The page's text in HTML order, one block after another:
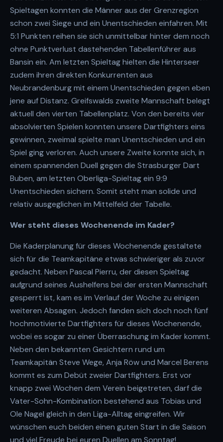
Spieltagen konnten die Männer aus der Grenzregion
schon zwei Siege und ein Unentschieden einfahren. Mit
5:1 Punkten reihen sie sich unmittelbar hinter dem noch
ohne Punktverlust dastehenden Tabellenführer aus
Bansin ein. Am letzten Spieltag hielten die Hinterseer
zudem ihren direkten Konkurrenten aus
Neubrandenburg mit einem Unentschieden gegen eben
jene auf Distanz. Greifswalds zweite Mannschaft belegt
aktuell den vierten Tabellenplatz. Von den bereits vier
absolvierten Spielen konnten unsere Dartfighters eins
gewinnen, zweimal spielte man Unentschieden und ein
Spiel ging verloren. Auch unsere Zweite konnte sich, in
einem spannenden Duell gegen die Strasburger Dart
Buben, am letzten Oberliga-Spieltag ein 9:9
Unentschieden sichern. Somit steht man solide und
relativ ausgeglichen im Mittelfeld der Tabelle.
Wer steht dieses Wochenende im Kader?
Die Kaderplanung für dieses Wochenende gestaltete
sich für die Teamkapitäne etwas schwieriger als zuvor
gedacht. Neben Pascal Pierru, der diesen Spieltag
aufgrund seines Aushelfens bei der ersten Mannschaft
gesperrt ist, kam es im Verlauf der Woche zu einigen
weiteren Absagen. Jedoch fanden sich doch noch fünf
hochmotivierte Dartfighters für dieses Wochenende,
wobei es sogar zu einer Überraschung im Kader kommt.
Neben den bekannten Gesichtern rund um
Teamkapitän Steve Wege, Anja Röw und Marcel Berens
kommt es zum Debüt zweier Dartfighters. Erst vor
knapp zwei Wochen dem Verein beigetreten, darf die
Vater-Sohn-Kombination bestehend aus Tobias und
Ole Nagel gleich in den Liga-Alltag eingreifen. Wir
wünschen euch beiden einen guten Start in die Saison
und viel Freude bei euren Duellen am Sonntag!